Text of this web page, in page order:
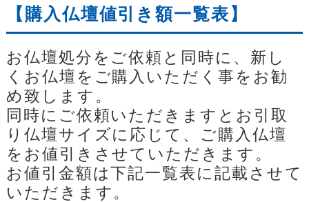
【購入仏壇値引き額一覧表】
お仏壇処分をご依頼と同時に、新し
くお仏壇をご購入いただく事をお勧
め致します。
同時にご依頼いただきますとお引取
り仏壇サイズに応じて、ご購入仏壇
をお値引きさせていただきます。
お値引金額は下記一覧表に記載させて
いただきます。